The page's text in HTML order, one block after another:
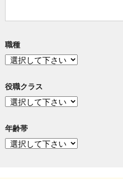
職種
役職クラス
年齢帯